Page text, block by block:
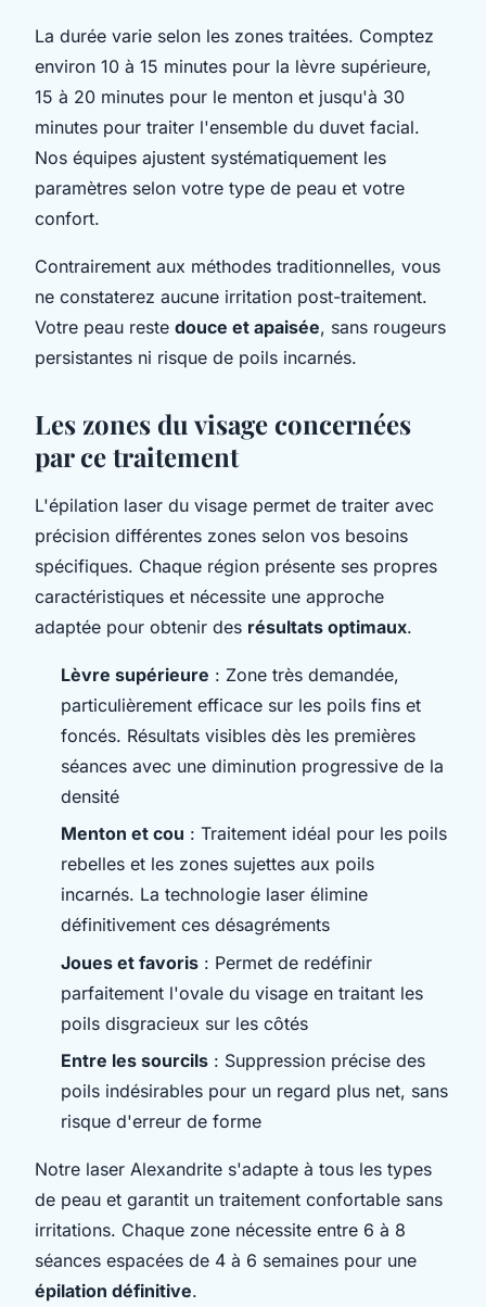
La durée varie selon les zones traitées. Comptez
environ 10 à 15 minutes pour la lèvre supérieure,
15 à 20 minutes pour le menton et jusqu'à 30
minutes pour traiter l'ensemble du duvet facial.
Nos équipes ajustent systématiquement les
paramètres selon votre type de peau et votre
confort.
Contrairement aux méthodes traditionnelles, vous
ne constaterez aucune irritation post-traitement.
Votre peau reste douce et apaisée, sans rougeurs
persistantes ni risque de poils incarnés.
Les zones du visage concernées
par ce traitement
L'épilation laser du visage permet de traiter avec
précision différentes zones selon vos besoins
spécifiques. Chaque région présente ses propres
caractéristiques et nécessite une approche
adaptée pour obtenir des résultats optimaux.
Lèvre supérieure : Zone très demandée,
particulièrement efficace sur les poils fins et
foncés. Résultats visibles dès les premières
séances avec une diminution progressive de la
densité
Menton et cou : Traitement idéal pour les poils
rebelles et les zones sujettes aux poils
incarnés. La technologie laser élimine
définitivement ces désagréments
Joues et favoris : Permet de redéfinir
parfaitement l'ovale du visage en traitant les
poils disgracieux sur les côtés
Entre les sourcils : Suppression précise des
poils indésirables pour un regard plus net, sans
risque d'erreur de forme
Notre laser Alexandrite s'adapte à tous les types
de peau et garantit un traitement confortable sans
irritations. Chaque zone nécessite entre 6 à 8
séances espacées de 4 à 6 semaines pour une
épilation définitive.